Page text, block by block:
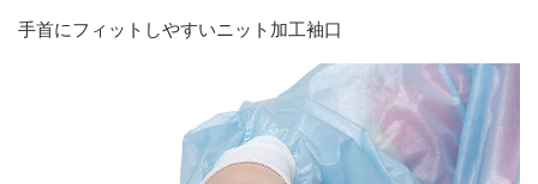
手首にフィットしやすいニット加工袖口